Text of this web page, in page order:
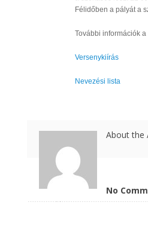
Félidőben a pályát a
További információk
Versenykiírás
Nevezési lista
About the
No